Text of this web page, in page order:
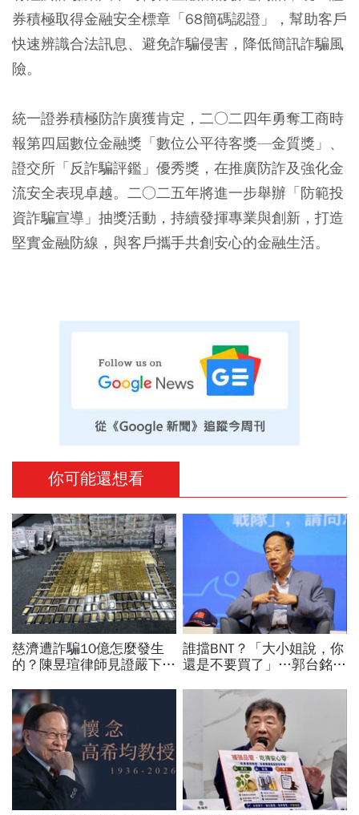
券積極取得金融安全標章「68簡碼認證」，幫助客戶
快速辨識合法訊息、避免詐騙侵害，降低簡訊詐騙風
險。
統一證券積極防詐廣獲肯定，二○二四年勇奪工商時
報第四屆數位金融獎「數位公平待客獎—金質獎」、
證交所「反詐騙評鑑」優秀獎，在推廣防詐及強化金
流安全表現卓越。二○二五年將進一步舉辦「防範投
資詐騙宣導」抽獎活動，持續發揮專業與創新，打造
堅實金融防線，與客戶攜手共創安心的金融生活。
你可能還想看
慈濟遭詐騙10億怎麼發生
的？陳昱瑄律師見證嚴下跪
金，洗錢手法曝光…慈濟回
應了
誰擋BNT？「大小姐說，你
還是不要買了」…郭台銘曝
回應了